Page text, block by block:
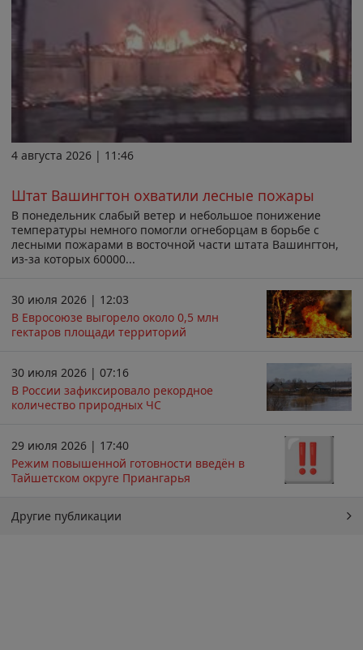
4 августа 2026 | 11:46
Штат Вашингтон охватили лесные пожары
В понедельник слабый ветер и небольшое понижение
температуры немного помогли огнеборцам в борьбе с
лесными пожарами в восточной части штата Вашингтон,
из-за которых 60000...
30 июля 2026 | 12:03
В Евросоюзе выгорело около 0,5 млн
гектаров площади территорий
30 июля 2026 | 07:16
В России зафиксировало рекордное
количество природных ЧС
29 июля 2026 | 17:40
Режим повышенной готовности введён в
Тайшетском округе Приангарья
Другие публикации